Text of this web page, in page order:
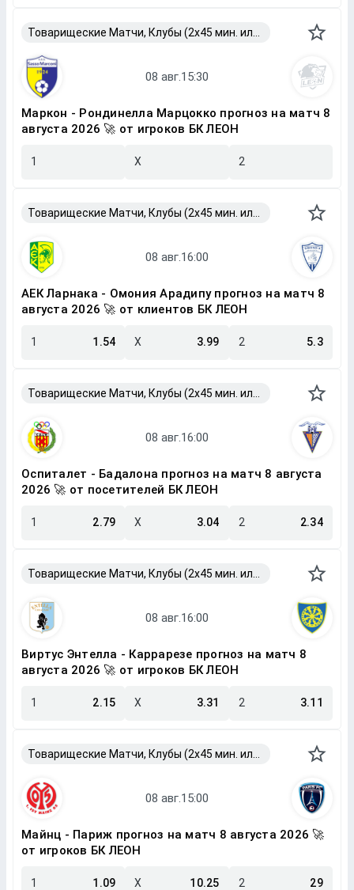
Маркон - Рондинелла Марцокко прогноз на матч 8
августа 2026 🚀 от игроков БК ЛЕОН
1 X 2
АЕК Ларнака - Омония Арадипу прогноз на матч 8
августа 2026 🚀 от клиентов БК ЛЕОН
1 1.54 X 3.99 2 5.3
Оспиталет - Бадалона прогноз на матч 8 августа
2026 🚀 от посетителей БК ЛЕОН
1 2.79 X 3.04 2 2.34
Виртус Энтелла - Каррарезе прогноз на матч 8
августа 2026 🚀 от игроков БК ЛЕОН
1 2.15 X 3.31 2 3.11
Майнц - Париж прогноз на матч 8 августа 2026 🚀
от игроков БК ЛЕОН
1 1.09 X 10.25 2 29